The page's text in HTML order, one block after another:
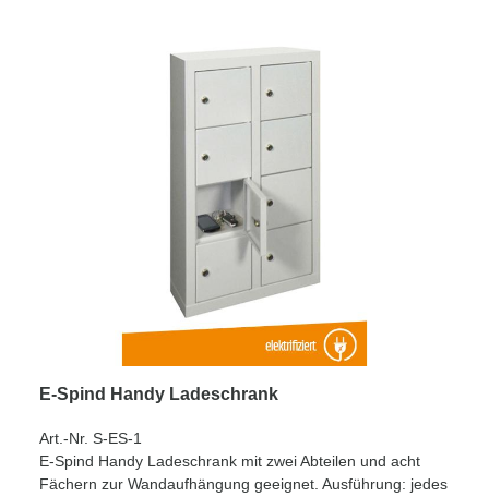
E-Spind Handy Ladeschrank
Art.-Nr. S-ES-1
E-Spind Handy Ladeschrank mit zwei Abteilen und acht
Fächern zur Wandaufhängung geeignet. Ausführung: jedes